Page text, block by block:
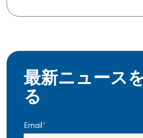
最新ニュース
る
Email*